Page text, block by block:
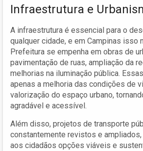
Infraestrutura e
A infraestrutura é essencial para o
qualquer cidade, e em Campinas isso
Prefeitura se empenha em obras de
pavimentação de ruas, ampliação da
melhorias na iluminação pública.
apenas a melhoria das condições de
valorização do espaço urbano,
agradável e acessível.
Além disso, projetos de transporte
constantemente revistos e
aos cidadãos opções viáveis e